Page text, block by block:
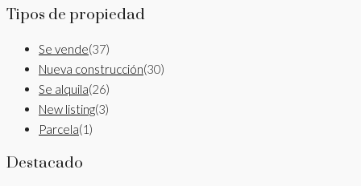
Tipos de propiedad
Se vende(37)
Nueva construcción(30)
Se alquila(26)
New listing(3)
Parcela(1)
Destacado